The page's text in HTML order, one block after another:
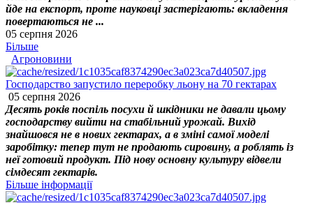
йде на експорт, проте науковці застерігають: вкладення
повертаються не ...
05 серпня 2026
Більше
Агроновини
Господарство запустило переробку льону на 70 гектарах
05 серпня 2026
Десять років поспіль посухи й шкідники не давали цьому
господарству вийти на стабільний урожай. Вихід
знайшовся не в нових гектарах, а в зміні самої моделі
заробітку: тепер тут не продають сировину, а роблять із
неї готовий продукт. Під нову основну культуру відвели
сімдесят гектарів.
Більше інформації